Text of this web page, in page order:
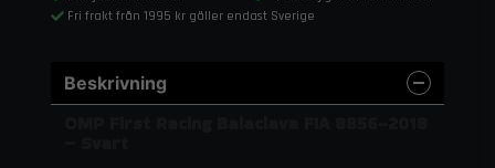
Fri frakt från 1995 kr gäller endast Sverige
Beskrivning